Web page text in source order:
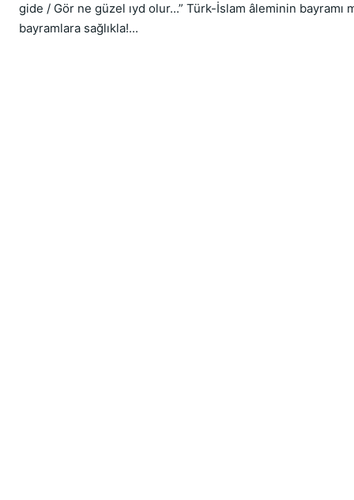
gide / Gör ne güzel ıyd olur...” Türk-İslam âleminin bayramı
bayramlara sağlıkla!...